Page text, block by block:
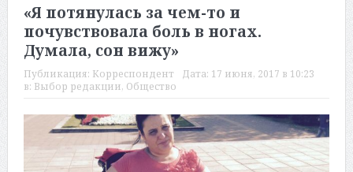
«Я потянулась за чем-то и
почувствовала боль в ногах.
Думала, сон вижу»
Публикация: Корреспондент Дата: 17 июня, 2017 в 10:23
в: Выбор редакции, Общество